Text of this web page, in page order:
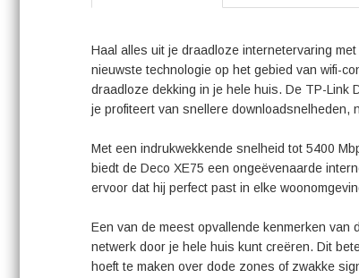
Haal alles uit je draadloze internetervaring
nieuwste technologie op het gebied van wifi-
draadloze dekking in je hele huis. De TP-Link
je profiteert van snellere downloadsnelheden,
Met een indrukwekkende snelheid tot 5400
biedt de Deco XE75 een ongeëvenaarde
ervoor dat hij perfect past in elke
Een van de meest opvallende kenmerken
netwerk door je hele huis kunt creëren. Dit
hoeft te maken over dode zones of zwakke